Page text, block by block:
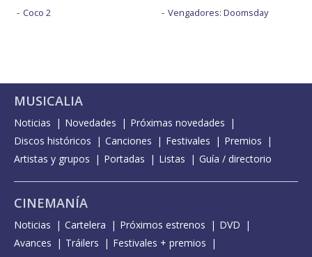
Coco 2
Vengadores: Doomsday
MUSICALIA
Noticias Novedades
Próximas novedades
Discos históricos
Canciones Festivales
Premios
Artistas y grupos
Portadas Listas Guía / directorio
CINEMANÍA
Noticias Cartelera Próximos estrenos
DVD
Avances
Tráilers
Festivales + premios